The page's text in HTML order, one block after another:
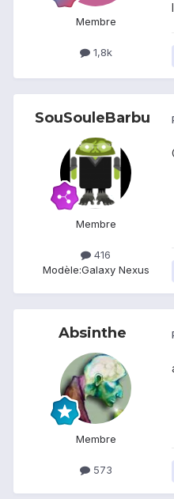
Membre
1,8k
SouSouleBarbu
Membre
416
Modèle:Galaxy Nexus
Absinthe
Membre
573